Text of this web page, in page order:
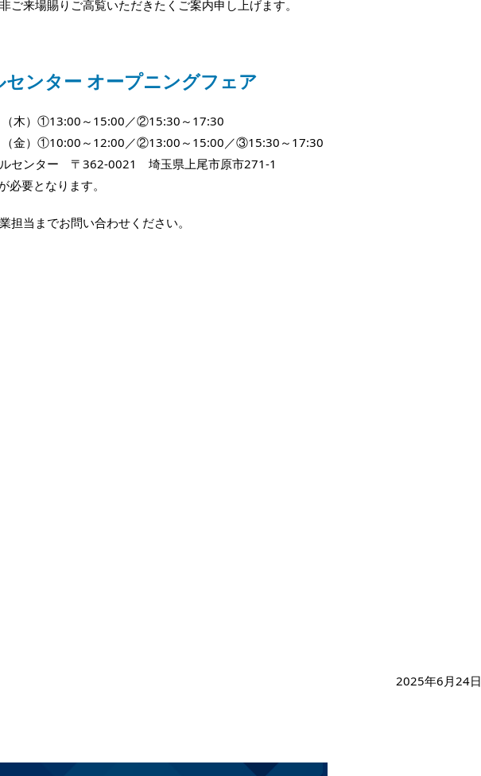
ご来場賜りご高覧いただきたくご案内申し上げます。
ンター オープニングフェア
（木）①13:00～15:00／②15:30～17:30
①10:00～12:00／②13:00～15:00／③15:30～17:30
ルセンター 〒362-0021 埼玉県上尾市原市271-1
要となります。
担当までお問い合わせください。
2025年6月24日